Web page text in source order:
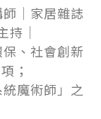
師│家居雜誌
持│
、社會創新
；
魔術師」之